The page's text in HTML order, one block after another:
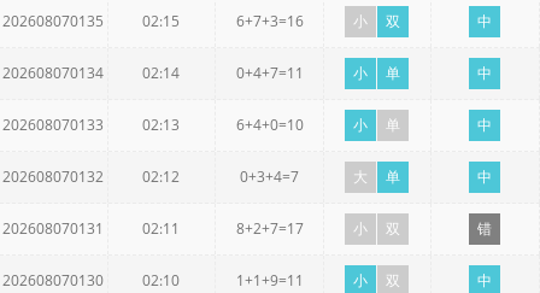
202608070135 02:15 6+7+3=16 小 双 中
202608070134 02:14 0+4+7=11 小 单 中
202608070133 02:13 6+4+0=10 小 单 中
202608070132 02:12 0+3+4=7 大 单 中
202608070131 02:11 8+2+7=17 小 双 错
202608070130 02:10 1+1+9=11 小 双 中